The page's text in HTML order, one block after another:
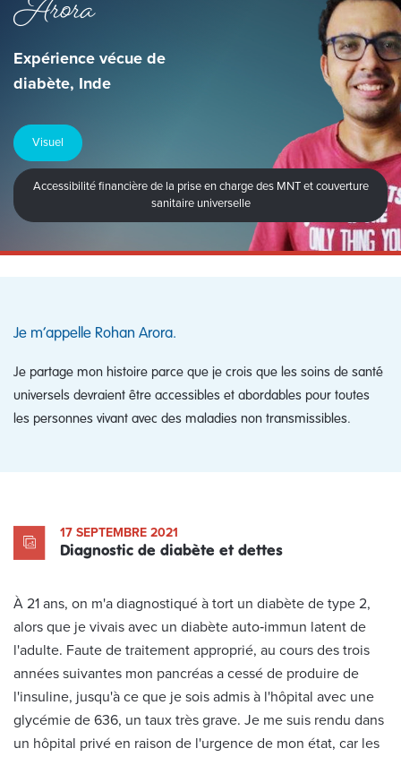
Expérience vécue de
diabète, Inde
Visuel
Accessibilité financière de la prise en charge des MNT et couverture
sanitaire universelle
Je m’appelle Rohan Arora.
Je partage mon histoire parce que je crois que les soins de santé
universels devraient être accessibles et abordables pour toutes
les personnes vivant avec des maladies non transmissibles.
17 SEPTEMBRE 2021
Diagnostic de diabète et dettes
À 21 ans, on m'a diagnostiqué à tort un diabète de type 2,
alors que je vivais avec un diabète auto‑immun latent de
l'adulte. Faute de traitement approprié, au cours des trois
années suivantes mon pancréas a cessé de produire de
l'insuline, jusqu'à ce que je sois admis à l'hôpital avec une
glycémie de 636, un taux très grave. Je me suis rendu dans
un hôpital privé en raison de l'urgence de mon état, car les